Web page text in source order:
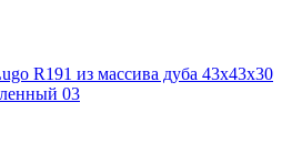
R191 из массива дуба 43х43х30
03